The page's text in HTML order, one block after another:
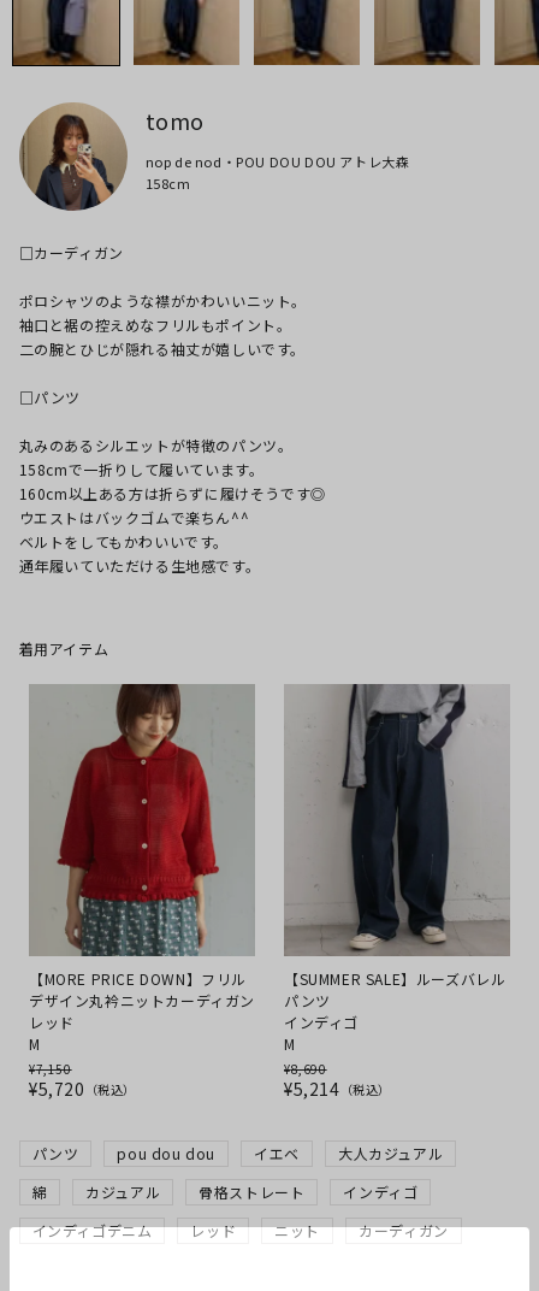
tomo
nop de nod・POU DOU DOU アトレ大森
158cm
□カーディガン
ポロシャツのような襟がかわいいニット。
袖口と裾の控えめなフリルもポイント。
二の腕とひじが隠れる袖丈が嬉しいです。
□パンツ
丸みのあるシルエットが特徴のパンツ。
158cmで一折りして履いています。
160cm以上ある方は折らずに履けそうです◎
ウエストはバックゴムで楽ちん^^
ベルトをしてもかわいいです。
通年履いていただける生地感です。
着用アイテム
【MORE PRICE DOWN】フリル
デザイン丸衿ニットカーディガン
レッド
M
¥7,150
¥5,720 税込
【SUMMER SALE】ルーズバレル
パンツ
インディゴ
M
¥8,690
¥5,214 税込
パンツ pou dou dou イエベ
大人カジュアル
綿
カジュアル 骨格ストレート
インディゴ
インディゴデニム
レッド ニット カーディガン